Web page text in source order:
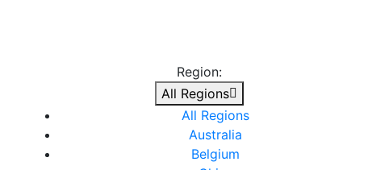
Region:
All Regions
All Regions
Australia
Belgium